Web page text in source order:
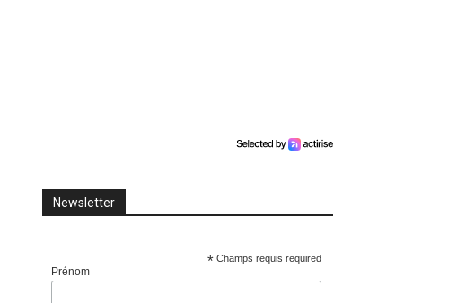
Newsletter
* Champs requis required
Prénom